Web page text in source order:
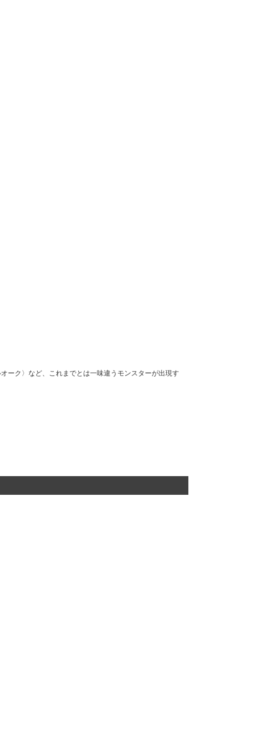
ーク〉など、これまでとは一味違うモンスターが出現す